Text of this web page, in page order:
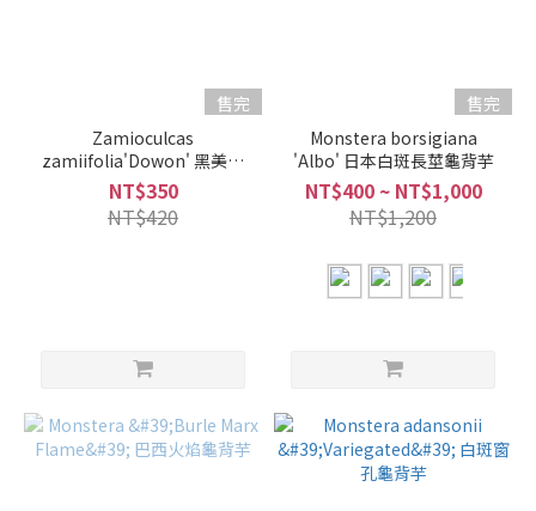
售完
Zamioculcas
zamiifolia'Dowon' 黑美鐵
芋
NT$350
NT$420
售完
Monstera borsigiana
'Albo' 日本白斑長莖龜背芋
NT$400 ~ NT$1,000
NT$1,200